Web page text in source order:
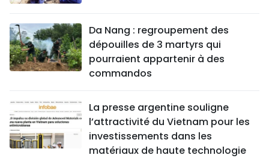
Da Nang : regroupement des
dépouilles de 3 martyrs qui
pourraient appartenir à des
commandos
La presse argentine souligne
l’attractivité du Vietnam pour les
investissements dans les
matériaux de haute technologie